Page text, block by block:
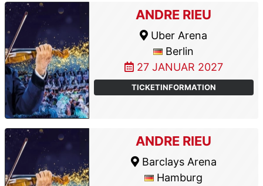
ANDRE RIEU
Uber Arena
Berlin
27 JANUAR 2027
TICKETINFORMATION
ANDRE RIEU
Barclays Arena
Hamburg